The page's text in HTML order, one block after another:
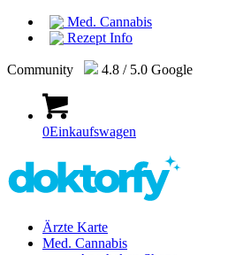
Med. Cannabis
Rezept Info
Community 4.8 / 5.0 Google
0Einkaufswagen
Ärzte Karte
Med. Cannabis